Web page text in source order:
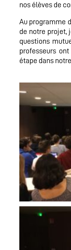
nos élèves de
Au programme
de notre projet,
questions
professeurs
étape dans